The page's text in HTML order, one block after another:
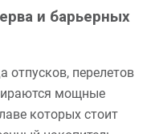
и барьерных
отпусков, перелетов
мощные
которых стоит